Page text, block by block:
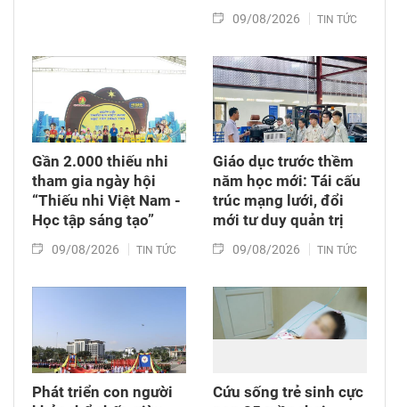
09/08/2026 TIN TỨC
Gần 2.000 thiếu nhi
tham gia ngày hội
“Thiếu nhi Việt Nam -
Học tập sáng tạo”
09/08/2026 TIN TỨC
Giáo dục trước thềm
năm học mới: Tái cấu
trúc mạng lưới, đổi
mới tư duy quản trị
09/08/2026 TIN TỨC
Phát triển con người
Cứu sống trẻ sinh cực